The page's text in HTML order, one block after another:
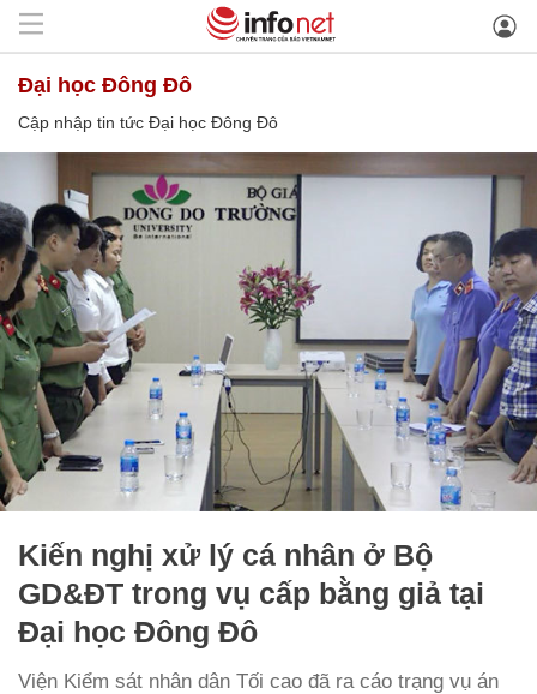
Đại học Đông Đô
Cập nhập tin tức Đại học Đông Đô
Kiến nghị xử lý cá nhân ở Bộ
GD&ĐT trong vụ cấp bằng giả tại
Đại học Đông Đô
Viện Kiểm sát nhân dân Tối cao đã ra cáo trạng vụ án